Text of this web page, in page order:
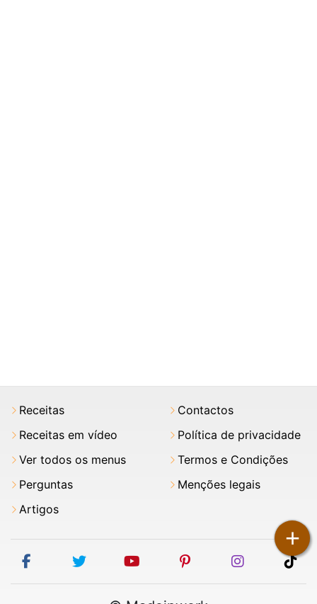
+
Receitas
Receitas em vídeo
Ver todos os menus
Perguntas
Artigos
Contactos
Política de privacidade
Termos e Condições
Menções legais
facebooktwitter youtubepinterestinstagram